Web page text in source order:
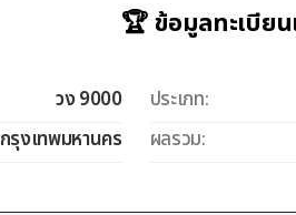
🏆 ข้อมูลทะเบีย
วง 9000
กรุงเทพมหานคร
ประเภท:
ผลรวม: